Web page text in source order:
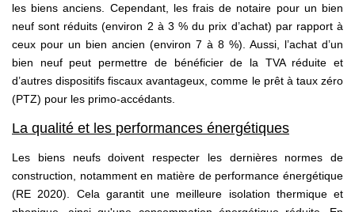
les biens anciens. Cependant, les frais de notaire pour un bien
neuf sont réduits (environ 2 à 3 % du prix d’achat) par rapport à
ceux pour un bien ancien (environ 7 à 8 %). Aussi, l’achat d’un
bien neuf peut permettre de bénéficier de la TVA réduite et
d’autres dispositifs fiscaux avantageux, comme le prêt à taux zéro
(PTZ) pour les primo-accédants.
La qualité et les performances énergétiques
Les biens neufs doivent respecter les dernières normes de
construction, notamment en matière de performance énergétique
(RE 2020). Cela garantit une meilleure isolation thermique et